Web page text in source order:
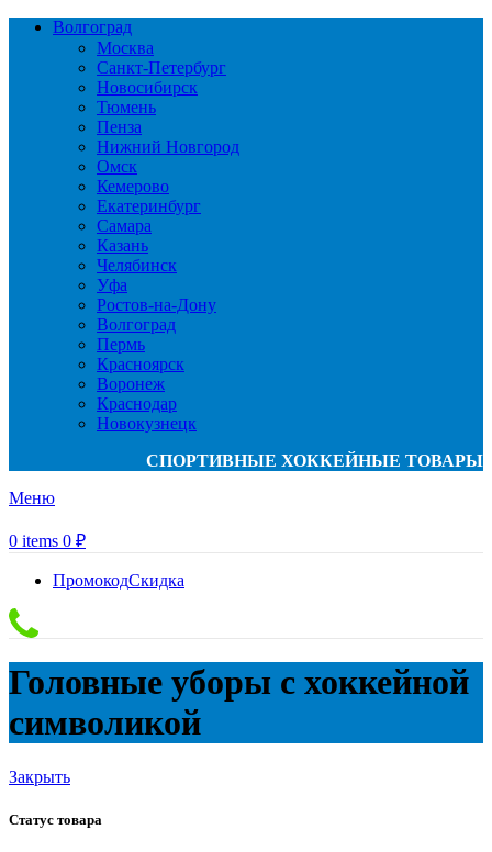
Волгоград
Москва
Санкт-Петербург
Новосибирск
Тюмень
Пенза
Нижний Новгород
Омск
Кемерово
Екатеринбург
Самара
Казань
Челябинск
Уфа
Ростов-на-Дону
Волгоград
Пермь
Красноярск
Воронеж
Краснодар
Новокузнецк
СПОРТИВНЫЕ ХОККЕЙНЫЕ ТОВАРЫ
Меню
0 items 0 ₽
ПромокодСкидка
Головные уборы с хоккейной
символикой
Закрыть
Статус товара